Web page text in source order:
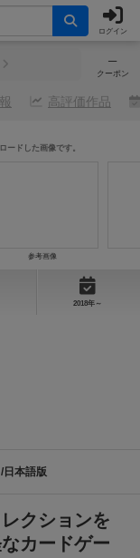
ログイン
─
クーポン
高評価作品
参考画像
ードした画像です。
2018年～
日本語版
クションを
カードゲー